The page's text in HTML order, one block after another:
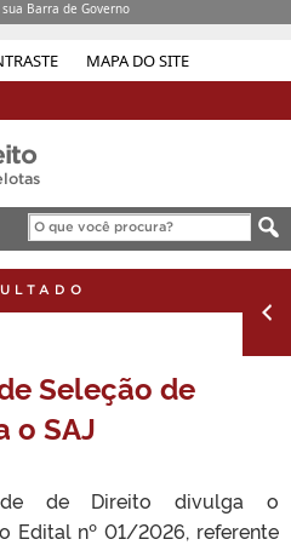
MAPA DO SITE
Barra de Governo
Seleção de
o SAJ
de Direito divulga o
Edital nº 01/2026, referente